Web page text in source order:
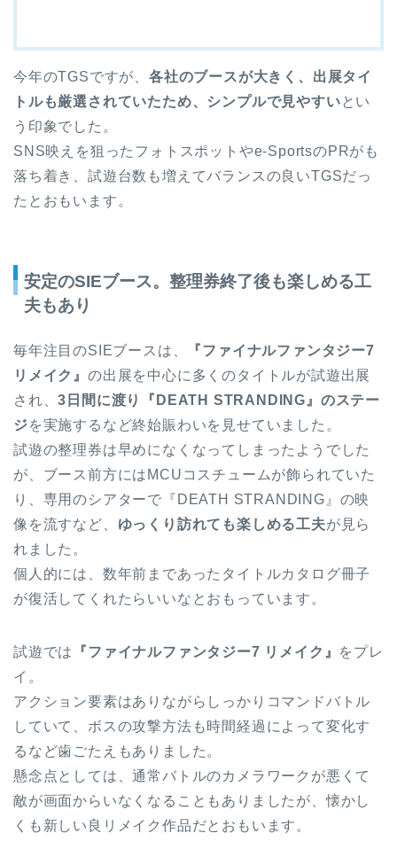
今年のTGSですが、 各社のブースが大きく、出展タイ
トルも厳選されていたため、シンプルで見やすい とい
う印象でした。
SNS映えを狙ったフォトスポットやe-SportsのPRがも
落ち着き、試遊台数も増えてバランスの良いTGSだっ
たとおもいます。
安定のSIEブース。整理券終了後も楽しめる工
夫もあり
毎年注目のSIEブースは、
『ファイナルファンタジー7
リメイク』 の出展を中心に多くのタイトルが試遊出展
され、3日間に渡り『DEATH STRANDING』のステー
ジを実施するなど終始賑わいを見せていました。
試遊の整理券は早めになくなってしまったようでした
が、ブース前方にはMCUコスチュームが飾られていた
り、専用のシアターで『DEATH STRANDING』の映
像を流すなど、 ゆっくり訪れても楽しめる工夫が見ら
れました。
個人的には、数年前まであったタイトルカタログ冊子
が復活してくれたらいいなとおもっています。
試遊では 『ファイナルファンタジー7 リメイク』 をプレ
イ。
アクション要素はありながらしっかりコマンドバトル
していて、ボスの攻撃方法も時間経過によって変化す
るなど歯ごたえもありました。
懸念点としては、通常バトルのカメラワークが悪くて
敵が画面からいなくなることもありましたが、懐かし
くも新しい良リメイク作品だとおもいます。